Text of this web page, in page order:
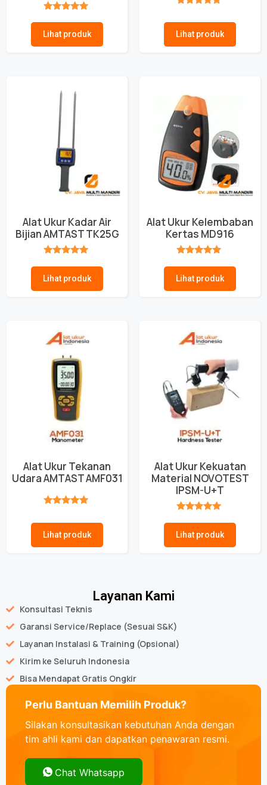
Lihat produk Lihat produk
Alat Ukur Kadar Air
Bijian AMTAST TK25G
Lihat produk
Alat Ukur Kelembaban
Kertas MD916
Lihat produk
Alat Ukur Tekanan
Udara AMTAST AMF031
Lihat produk
Alat Ukur Kekuatan
Material NOVOTEST
IPSM-U+T
Lihat produk
Layanan Kami
Konsultasi Teknis
Garansi Service/Replace (Sesuai S&K)
Layanan Instalasi & Training (Opsional)
Kirim ke Seluruh Indonesia
Bisa Mendapat Gratis Ongkir
Perlu Bantuan Memilih Produk?
Silakan konsultasikan kebutuhan Anda dengan
tim ahli kami dan dapatkan penawaran resmi.
Chat Whatsapp